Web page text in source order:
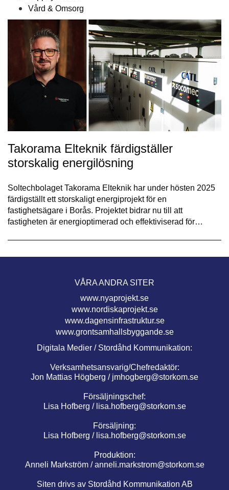
Vård & Omsorg
Takorama Elteknik färdigställer
storskalig energilösning
Soltechbolaget Takorama Elteknik har under hösten 2025
färdigställt ett storskaligt energiprojekt för en
fastighetsägare i Borås. Projektet bidrar nu till att
fastigheten är energioptimerad och effektiviserad för…
VÅRA ANDRA SITER
www.nyaprojekt.se
www.nordiskaprojekt.se
www.dagensinfrastruktur.se
www.grontsamhallsbyggande.se
Digitala Medier / Stordåhd Kommunikation:
Verksamhetsansvarig/Chefredaktör:
Jon Mattias Högberg / jmhogberg@storkom.se
Försäljningschef:
Lisa Hofberg / lisa.hofberg@storkom.se
Försäljning:
Lisa Hofberg / lisa.hofberg@storkom.se
Produktion:
Anneli Markström / anneli.markstrom@storkom.se
Siten drivs av Stordåhd Kommunikation AB